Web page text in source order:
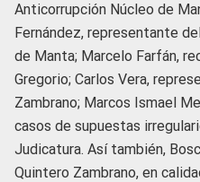
Anticorrupción Núcleo de
Fernández, representante
de Manta; Marcelo Farfán,
Gregorio; Carlos Vera,
Zambrano; Marcos Ismael
casos de supuestas
Judicatura. Así también,
Quintero Zambrano, en